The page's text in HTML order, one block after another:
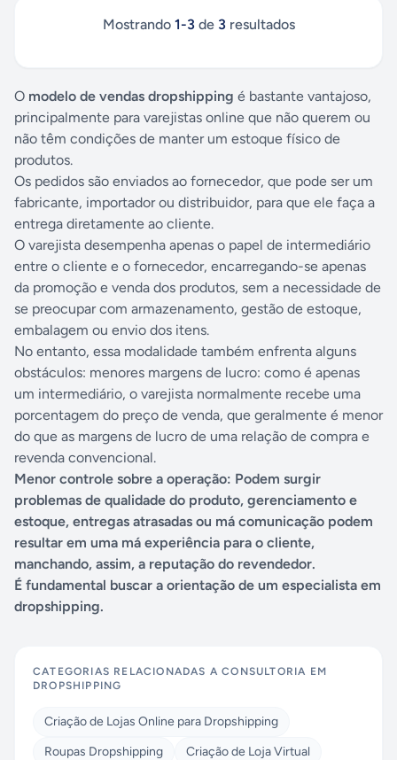
Mostrando 1-3 de 3 resultados
O modelo de vendas dropshipping é bastante vantajoso,
principalmente para varejistas online que não querem ou
não têm condições de manter um estoque físico de
produtos.
Os pedidos são enviados ao fornecedor, que pode ser um
fabricante, importador ou distribuidor, para que ele faça a
entrega diretamente ao cliente.
O varejista desempenha apenas o papel de intermediário
entre o cliente e o fornecedor, encarregando-se apenas
da promoção e venda dos produtos, sem a necessidade de
se preocupar com armazenamento, gestão de estoque,
embalagem ou envio dos itens.
No entanto, essa modalidade também enfrenta alguns
obstáculos: menores margens de lucro: como é apenas
um intermediário, o varejista normalmente recebe uma
porcentagem do preço de venda, que geralmente é menor
do que as margens de lucro de uma relação de compra e
revenda convencional.
Menor controle sobre a operação: Podem surgir
problemas de qualidade do produto, gerenciamento e
estoque, entregas atrasadas ou má comunicação podem
resultar em uma má experiência para o cliente,
manchando, assim, a reputação do revendedor.
É fundamental buscar a orientação de um especialista em
dropshipping.
CATEGORIAS RELACIONADAS ACONSULTORIA EM
DROPSHIPPING
Criação de Lojas Online para Dropshipping
Roupas Dropshipping
Criação de Loja Virtual